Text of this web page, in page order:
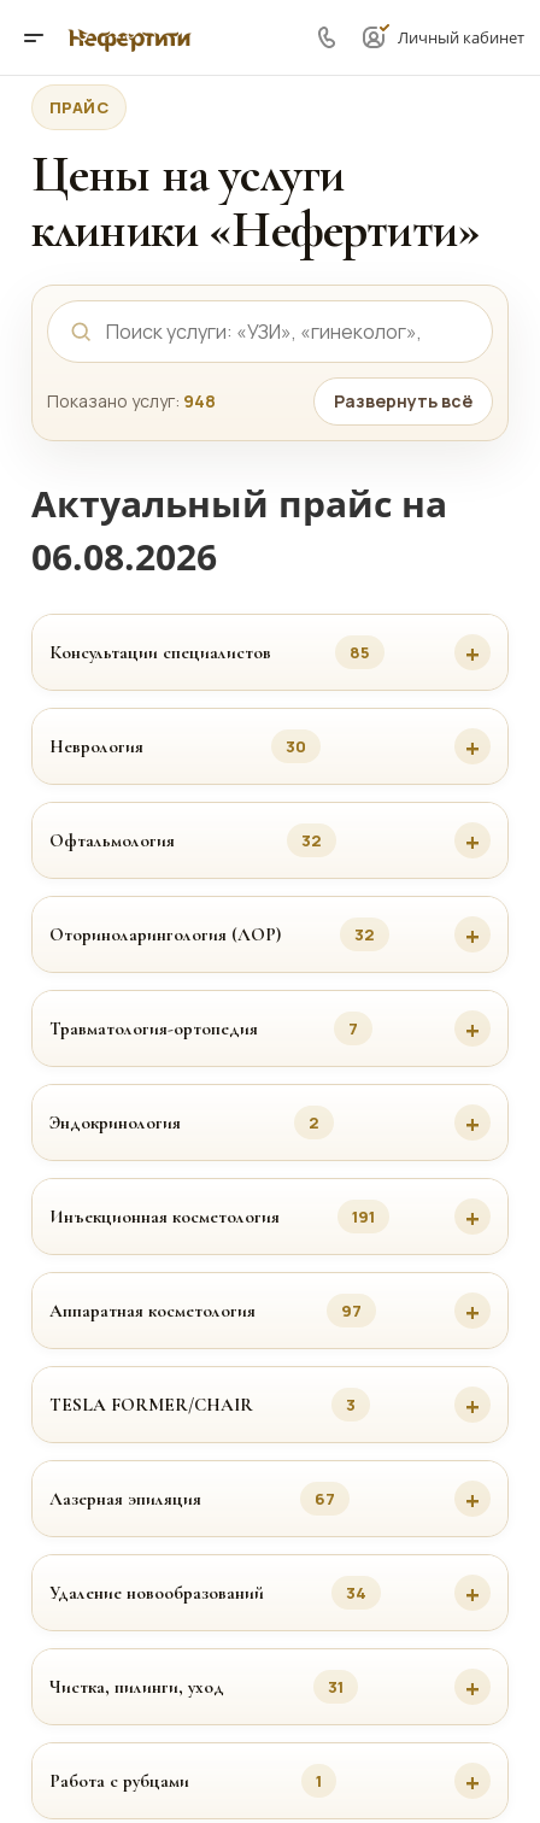
Личный кабинет
ПРАЙС
Цены на услуги
клиники «Нефертити»
Показано услуг: 948 Развернуть всё
Актуальный прайс на
06.08.2026
Консультации специалистов 85
Неврология 30
Офтальмология 32
Оториноларингология (ЛОР) 32
Травматология-ортопедия 7
Эндокринология 2
Инъекционная косметология 191
Аппаратная косметология 97
TESLA FORMER/CHAIR 3
Лазерная эпиляция 67
Удаление новообразований 34
Чистка, пилинги, уход 31
Работа с рубцами 1